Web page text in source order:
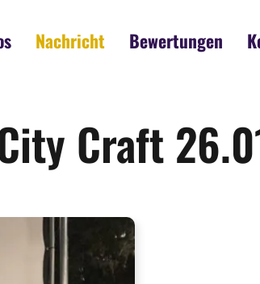
Nachricht Bewertungen
Craft